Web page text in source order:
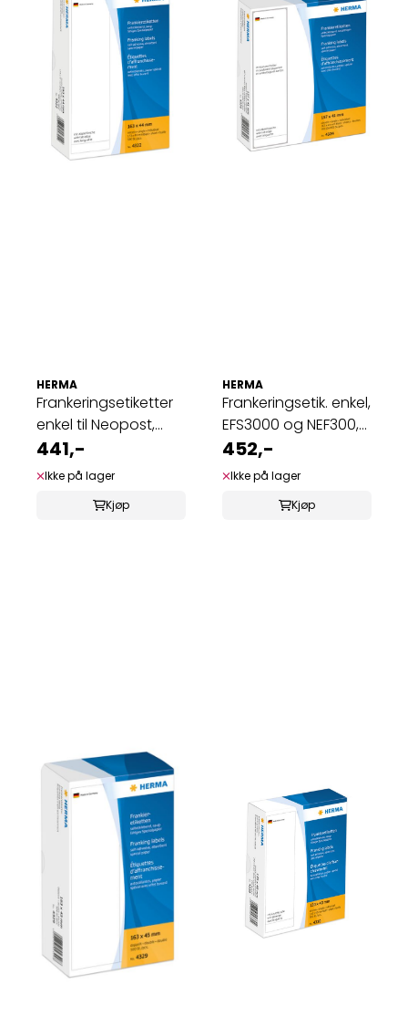
HERMA
Frankeringsetiketter
enkel til Neopost,
163x44 ...
441,-
Ikke på lager
Kjøp
HERMA
Frankeringsetik. enkel,
EFS3000 og NEF300,
165x41 ...
452,-
Ikke på lager
Kjøp